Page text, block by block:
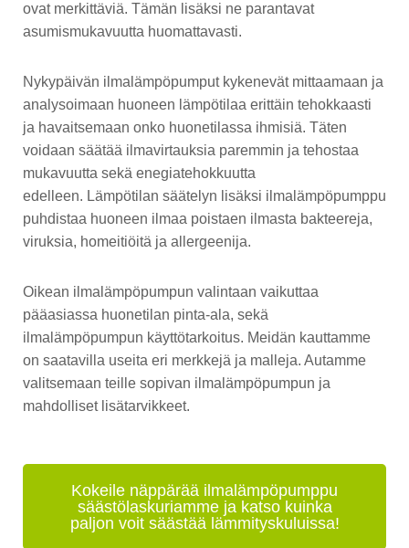
ovat merkittäviä. Tämän lisäksi ne parantavat
asumismukavuutta huomattavasti.
Nykypäivän ilmalämpöpumput kykenevät mittaamaan ja
analysoimaan huoneen lämpötilaa erittäin tehokkaasti
ja havaitsemaan onko huonetilassa ihmisiä. Täten
voidaan säätää ilmavirtauksia paremmin ja tehostaa
mukavuutta sekä enegiatehokkuutta
edelleen. Lämpötilan säätelyn lisäksi ilmalämpöpumppu
puhdistaa huoneen ilmaa poistaen ilmasta bakteereja,
viruksia, homeitiöitä ja allergeenija.
Oikean ilmalämpöpumpun valintaan vaikuttaa
pääasiassa huonetilan pinta-ala, sekä
ilmalämpöpumpun käyttötarkoitus. Meidän kauttamme
on saatavilla useita eri merkkejä ja malleja. Autamme
valitsemaan teille sopivan ilmalämpöpumpun ja
mahdolliset lisätarvikkeet.
Kokeile näppärää ilmalämpöpumppu
säästölaskuriamme ja katso kuinka
paljon voit säästää lämmityskuluissa!